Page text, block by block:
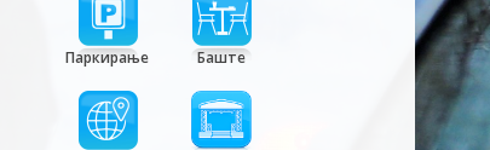
Паркирање Баште